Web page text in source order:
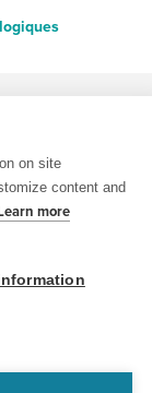
on site
content and
more